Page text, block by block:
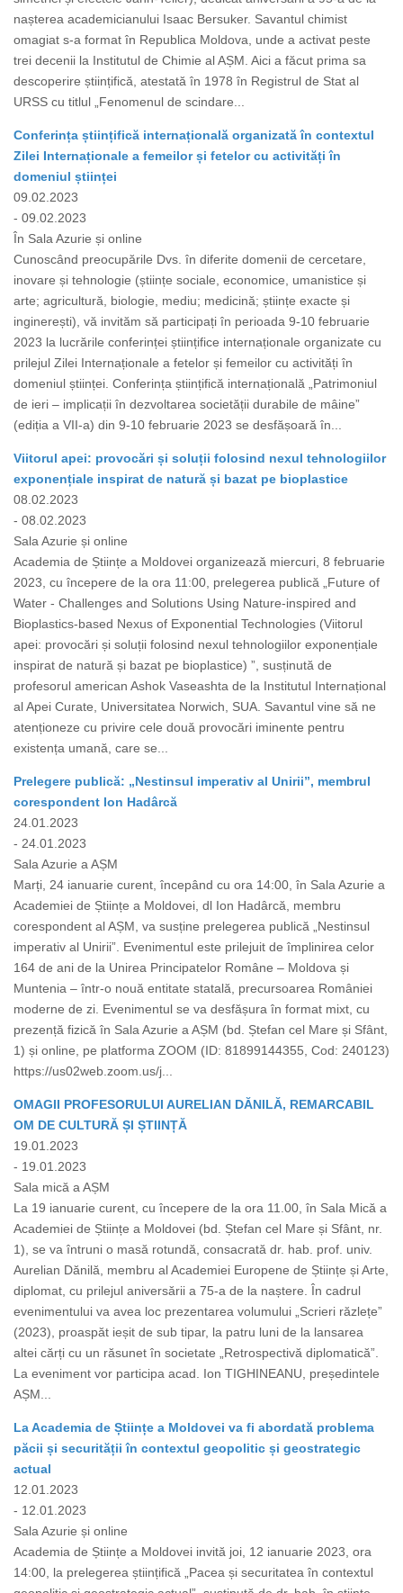
nașterea academicianului Isaac Bersuker. Savantul chimist
omagiat s-a format în Republica Moldova, unde a activat peste
trei decenii la Institutul de Chimie al AȘM. Aici a făcut prima sa
descoperire științifică, atestată în 1978 în Registrul de Stat al
URSS cu titlul „Fenomenul de scindare...
Conferința științifică internațională organizată în contextul
Zilei Internaționale a femeilor și fetelor cu activități în
domeniul științei
09.02.2023
- 09.02.2023
În Sala Azurie și online
Cunoscând preocupările Dvs. în diferite domenii de cercetare,
inovare și tehnologie (științe sociale, economice, umanistice și
arte; agricultură, biologie, mediu; medicină; științe exacte și
inginerești), vă invităm să participați în perioada 9-10 februarie
2023 la lucrările conferinței științifice internaționale organizate cu
prilejul Zilei Internaționale a fetelor și femeilor cu activități în
domeniul științei. Conferința științifică internațională „Patrimoniul
de ieri – implicații în dezvoltarea societății durabile de mâine”
(ediția a VII-a) din 9-10 februarie 2023 se desfășoară în...
Viitorul apei: provocări și soluții folosind nexul tehnologiilor
exponențiale inspirat de natură și bazat pe bioplastice
08.02.2023
- 08.02.2023
Sala Azurie și online
Academia de Științe a Moldovei organizează miercuri, 8 februarie
2023, cu începere de la ora 11:00, prelegerea publică „Future of
Water - Challenges and Solutions Using Nature-inspired and
Bioplastics-based Nexus of Exponential Technologies (Viitorul
apei: provocări și soluții folosind nexul tehnologiilor exponențiale
inspirat de natură și bazat pe bioplastice) ”, susținută de
profesorul american Ashok Vaseashta de la Institutul Internațional
al Apei Curate, Universitatea Norwich, SUA. Savantul vine să ne
atenționeze cu privire cele două provocări iminente pentru
existența umană, care se...
Prelegere publică: „Nestinsul imperativ al Unirii”, membrul
corespondent Ion Hadârcă
24.01.2023
- 24.01.2023
Sala Azurie a AȘM
Marți, 24 ianuarie curent, începând cu ora 14:00, în Sala Azurie a
Academiei de Științe a Moldovei, dl Ion Hadârcă, membru
corespondent al AȘM, va susține prelegerea publică „Nestinsul
imperativ al Unirii”. Evenimentul este prilejuit de împlinirea celor
164 de ani de la Unirea Principatelor Române – Moldova și
Muntenia – într-o nouă entitate statală, precursoarea României
moderne de zi. Evenimentul se va desfășura în format mixt, cu
prezență fizică în Sala Azurie a AȘM (bd. Ștefan cel Mare și Sfânt,
1) și online, pe platforma ZOOM (ID: 81899144355, Cod: 240123)
https://us02web.zoom.us/j...
OMAGII PROFESORULUI AURELIAN DĂNILĂ, REMARCABIL
OM DE CULTURĂ ȘI ȘTIINȚĂ
19.01.2023
- 19.01.2023
Sala mică a AȘM
La 19 ianuarie curent, cu începere de la ora 11.00, în Sala Mică a
Academiei de Științe a Moldovei (bd. Ștefan cel Mare și Sfânt, nr.
1), se va întruni o masă rotundă, consacrată dr. hab. prof. univ.
Aurelian Dănilă, membru al Academiei Europene de Științe și Arte,
diplomat, cu prilejul aniversării a 75-a de la naștere. În cadrul
evenimentului va avea loc prezentarea volumului „Scrieri răzlețe”
(2023), proaspăt ieșit de sub tipar, la patru luni de la lansarea
altei cărți cu un răsunet în societate „Retrospectivă diplomatică”.
La eveniment vor participa acad. Ion TIGHINEANU, președintele
AȘM...
La Academia de Științe a Moldovei va fi abordată problema
păcii și securității în contextul geopolitic și geostrategic
actual
12.01.2023
- 12.01.2023
Sala Azurie și online
Academia de Științe a Moldovei invită joi, 12 ianuarie 2023, ora
14:00, la prelegerea științifică „Pacea și securitatea în contextul